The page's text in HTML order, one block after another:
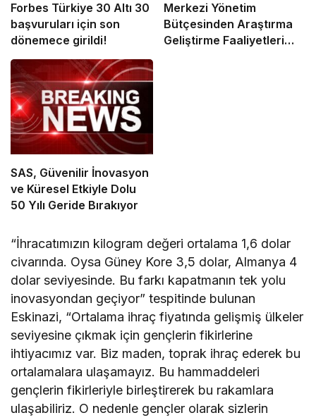
Forbes Türkiye 30 Altı 30
başvuruları için son
dönemece girildi!
Merkezi Yönetim
Bütçesinden Araştırma
Geliştirme Faaliyetleri
SAS, Güvenilir İnovasyon
ve Küresel Etkiyle Dolu
50 Yılı Geride Bırakıyor
“İhracatımızın kilogram değeri ortalama 1,6 dolar
civarında. Oysa Güney Kore 3,5 dolar, Almanya 4
dolar seviyesinde. Bu farkı kapatmanın tek yolu
inovasyondan geçiyor” tespitinde bulunan
Eskinazi, “Ortalama ihraç fiyatında gelişmiş ülkeler
seviyesine çıkmak için gençlerin fikirlerine
ihtiyacımız var. Biz maden, toprak ihraç ederek bu
ortalamalara ulaşamayız. Bu hammaddeleri
gençlerin fikirleriyle birleştirerek bu rakamlara
ulaşabiliriz. O nedenle gençler olarak sizlerin